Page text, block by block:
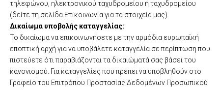
τηλεφώνου, ηλεκτρονικού ταχυδρομείου ή ταχυδρομείου
(δείτε τη σελίδα Επικοινωνία για τα στοιχεία μας).
Δικαίωμα υποβολής καταγγελίας:
Το δικαίωμα να επικοινωνήσετε με την αρμόδια ευρωπαϊκή
εποπτική αρχή για να υποβάλετε καταγγελία σε περίπτωση που
πιστεύετε ότι παραβιάζονται τα δικαιώματά σας βάσει του
κανονισμού. Για καταγγελίες που πρέπει να υποβληθούν στο
Γραφείο του Επιτρόπου Προστασίας Δεδομένων Προσωπικού